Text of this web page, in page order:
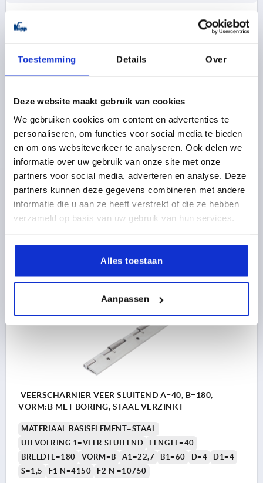
Toestemming Details Over
Deze website maakt gebruik van cookies
We gebruiken cookies om content en advertenties te
personaliseren, om functies voor social media te bieden
en om ons websiteverkeer te analyseren. Ook delen we
informatie over uw gebruik van onze site met onze
partners voor social media, adverteren en analyse. Deze
partners kunnen deze gegevens combineren met andere
informatie die u aan ze heeft verstrekt of die ze hebben
verzameld op basis van uw gebruik van hun services.
Alles toestaan
Aanpassen
K1176
VEERSCHARNIER VEER SLUITEND A=40, B=180,
VORM:A ZONDER BORING, STAAL BLANK
MATERIAAL BASISELEMENT=STAAL
UITVOERING 1=VEER SLUITEND
F1 N=4150
Bestelnummer: K1176.4018010
22,47 €
VEERSCHARNIER VEER SLUITEND A=40, B=180,
VORM:B MET BORING, STAAL VERZINKT
MATERIAAL BASISELEMENT=STAAL
UITVOERING 1=VEER SLUITEND
LENGTE=40
BREEDTE=180
VORM=B A1=22,7 B1=60 D=4
D1=4
S=1,5
F1 N=4150 F2 N =10750